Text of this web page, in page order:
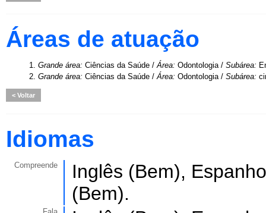
Áreas de atuação
1. Grande área: Ciências da Saúde /Área: Odontologia / Subárea:
2. Grande área: Ciências da Saúde /Área: Odontologia / Subárea:
Voltar
Idiomas
Compreende
Inglês (Bem),
(Bem).